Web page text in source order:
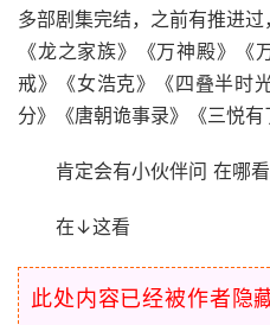
多部剧集完结，之前有推进过
《龙之家族》《万神殿》《
戒》《女浩克》《四叠半时
分》《唐朝诡事录》《三悦有
肯定会有小伙伴问 在哪看
在↓这看
此处内容已经被作者隐藏